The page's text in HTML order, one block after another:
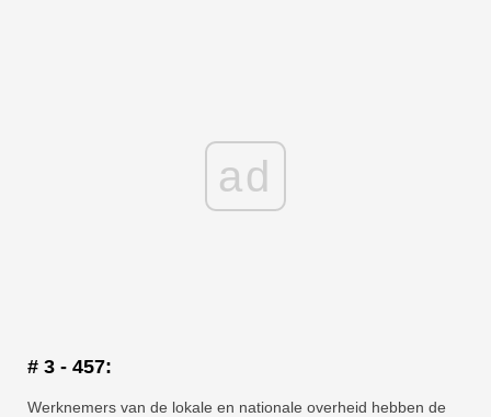
ad
# 3 - 457:
Werknemers van de lokale en nationale overheid hebben de